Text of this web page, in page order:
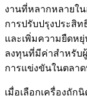
งานที่หลากหลายใ
การปรับปรุงประสิ
และเพิ่มความยืดห
ลงทุนที่มีค่าสำหรับ
การแข่งขันในตลาด
เมื่อเลือกเครื่องถัก